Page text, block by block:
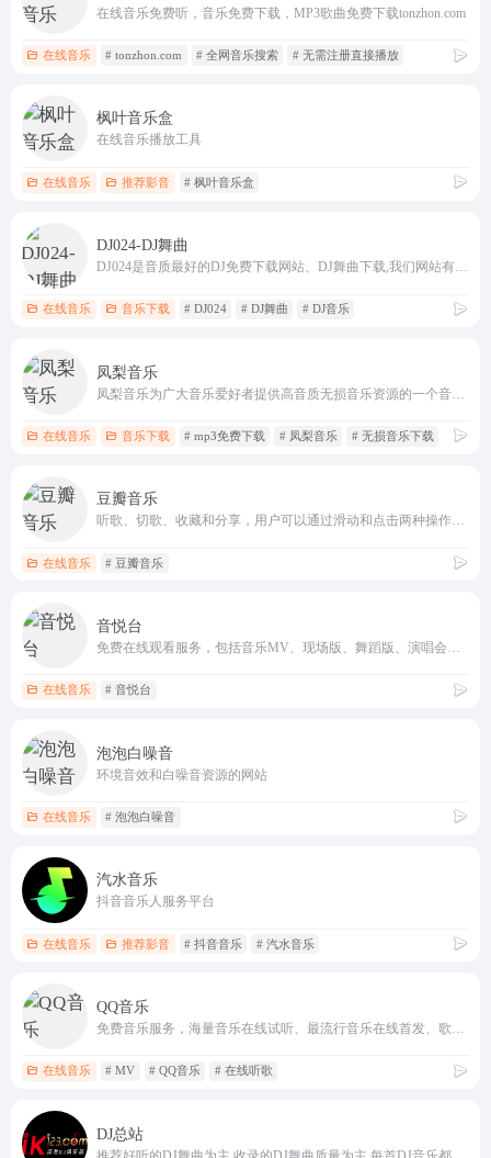
在线音乐免费听，音乐免费下载，MP3歌曲免费下载tonzhon.com
在线音乐 # tonzhon.com # 全网音乐搜索 # 无需注册直接播放
枫叶音乐盒
在线音乐播放工具
在线音乐 推荐影音 # 枫叶音乐盒
DJ024-DJ舞曲
DJ024是音质最好的DJ免费下载网站、DJ舞曲下载,我们网站有最专业DJ大师和DJ舞曲制作团队精心混音打造的DJ串烧和DJ舞曲、每天更新最潮最嗨的DJ音乐,DJ舞曲,DJ串烧,酒吧夜店舞曲,下载DJ就到www.dj024.com
在线音乐 音乐下载 # DJ024 # DJ舞曲 # DJ音乐
凤梨音乐
在线音乐 音乐下载 # mp3免费下载 # 凤梨音乐 # 无损音乐下载
豆瓣音乐
听歌、切歌、收藏和分享，用户可以通过滑动和点击两种操作进行交互
在线音乐 # 豆瓣音乐
音悦台
免费在线观看服务，包括音乐MV、现场版、舞蹈版、演唱会等各类音乐视频素材。
在线音乐 # 音悦台
泡泡白噪音
环境音效和白噪音资源的网站
在线音乐 # 泡泡白噪音
汽水音乐
抖音音乐人服务平台
在线音乐 推荐影音 # 抖音音乐 # 汽水音乐
QQ音乐
免费音乐服务，海量音乐在线试听、最流行音乐在线首发、歌词翻译、手机铃声下载、高品质音乐试听、正版音乐下载、免费空间背景音乐设置、MV观看等，是互联网音乐播放和下载的首选
在线音乐 # MV # QQ音乐 # 在线听歌
DJ总站